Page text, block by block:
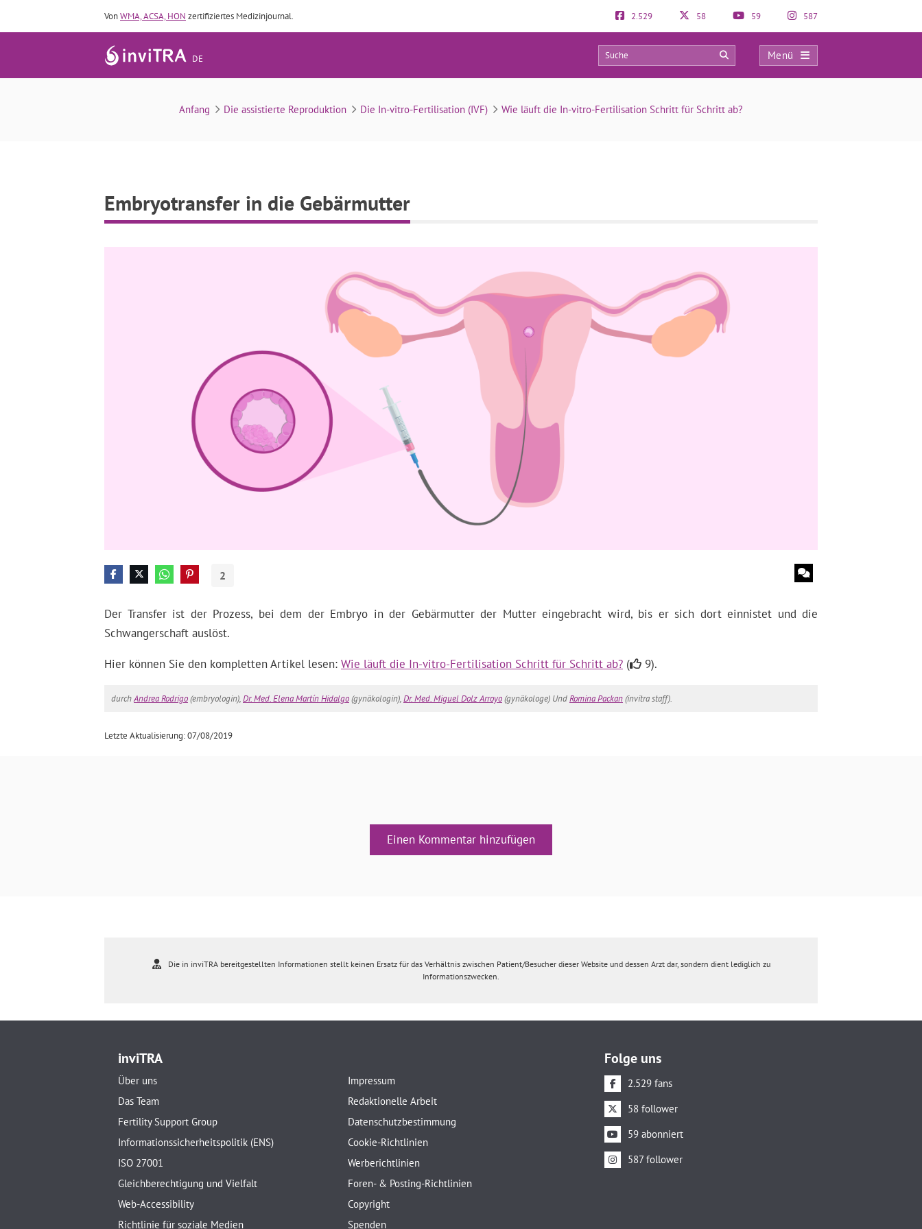
VonWMA, ACSA, HON zertifiziertes Medizinjournal. 2.529 58 59 587
DE
Menü
Embryotransfer in die Gebärmutter
2 0
Anfang Die assistierte Reproduktion Die In-vitro-Fertilisation (IVF) Wie läuft die In-vitro-Fertilisation Schritt für Schritt ab?
Embryotransfer in die Gebärmutter
2
Der Transfer ist der Prozess, bei dem der Embryo in der Gebärmutter der Mutter eingebracht wird, bis er sich dort einnistet und die
Schwangerschaft auslöst.
Hier können Sie den kompletten Artikel lesen: Wie läuft die In-vitro-Fertilisation Schritt für Schritt ab? ( 9).
durchAndrea Rodrigo(embryologin),Dr. Med. Elena Martín Hidalgo(gynäkologin),Dr. Med. Miguel Dolz Arroyo(gynäkologe) UndRomina Packan(invitra staff).
Letzte Aktualisierung: 07/08/2019
Einen Kommentar hinzufügen
Die in inviTRA bereitgestellten Informationen stellt keinen Ersatz für das Verhältnis zwischen Patient/Besucher dieser Website und dessen Arzt dar, sondern dient lediglich zu
Informationszwecken.
inviTRA
Über uns
Das Team
Fertility Support Group
Informationssicherheitspolitik (ENS)
ISO 27001
Gleichberechtigung und Vielfalt
Web-Accessibility
Richtlinie für soziale Medien
Impressum
Redaktionelle Arbeit
Datenschutzbestimmung
Cookie-Richtlinien
Werberichtlinien
Foren- & Posting-Richtlinien
Copyright
Spenden
Folge uns
2.529 fans
58 follower
59 abonniert
587 follower